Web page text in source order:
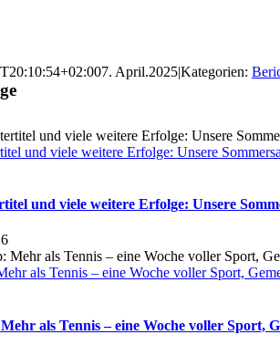
7. April.2025|Kategorien:
und viele weitere Erfolge: Unsere
und viele weitere Erfolge: Unsere
als Tennis – eine Woche voller Sport,
als Tennis – eine Woche voller Sport,